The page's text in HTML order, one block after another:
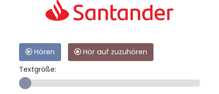
Hören
Hör auf zuzuhören
Textgröße: